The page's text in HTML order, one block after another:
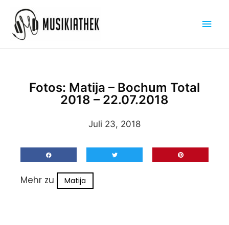
Inhalt
springen
Fotos: Matija – Bochum Total
2018 – 22.07.2018
Juli 23, 2018
Mehr zu Matija